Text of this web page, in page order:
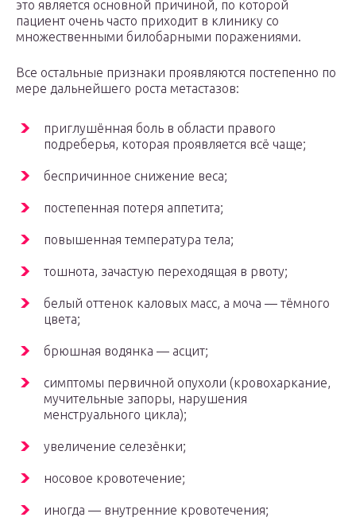
это является основной причиной, по которой
пациент очень часто приходит в клинику со
множественными билобарными поражениями.
Все остальные признаки проявляются постепенно по
мере дальнейшего роста метастазов:
приглушённая боль в области правого
подреберья, которая проявляется всё чаще;
беспричинное снижение веса;
постепенная потеря аппетита;
повышенная температура тела;
тошнота, зачастую переходящая в рвоту;
белый оттенок каловых масс, а моча — тёмного
цвета;
брюшная водянка — асцит;
симптомы первичной опухоли (кровохаркание,
мучительные запоры, нарушения
менструального цикла);
увеличение селезёнки;
носовое кровотечение;
иногда — внутренние кровотечения;